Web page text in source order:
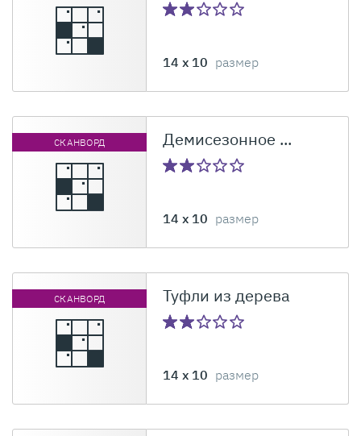
14 x 10 размер
СКАНВОРД Демисезонное ...
14 x 10 размер
СКАНВОРД Туфли из дерева
14 x 10 размер